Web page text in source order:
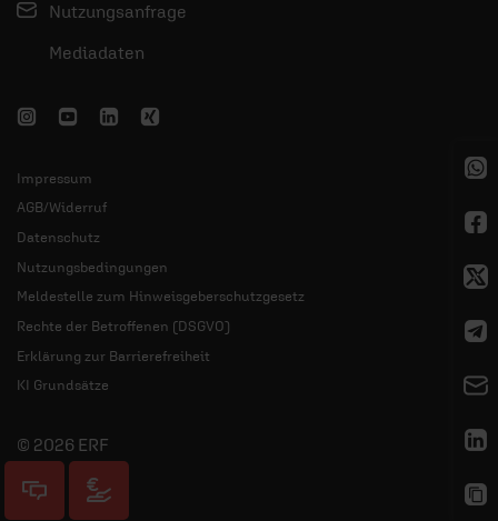
Nutzungsanfrage
Mediadaten
Impressum
AGB/Widerruf
Datenschutz
Nutzungsbedingungen
Meldestelle zum Hinweisgeberschutzgesetz
Rechte der Betroffenen (DSGVO)
Erklärung zur Barrierefreiheit
KI Grundsätze
© 2026 ERF